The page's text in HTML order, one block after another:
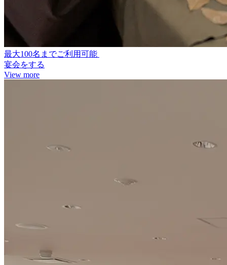
最大100名までご利用可能
宴会をする
View more